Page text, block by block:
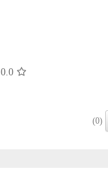
0.0
(0)